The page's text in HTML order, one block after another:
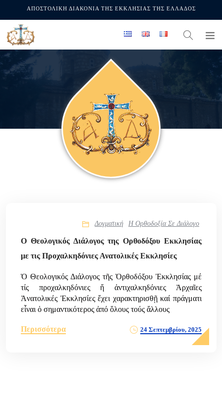
ΑΠΟΣΤΟΛΙΚΗ ΔΙΑΚΟΝΙΑ ΤΗΣ ΕΚΚΛΗΣΙΑΣ ΤΗΣ ΕΛΛΑΔΟΣ
Δογματική Η Ορθοδοξία Σε Διάλογο
Ο Θεολογικός Διάλογος της Ορθοδόξου Εκκλησίας
με τις Προχαλκηδόνιες Ανατολικές Εκκλησίες
Ὁ Θεολογικός Διάλογος τῆς Ὀρθοδόξου Ἐκκλησίας μέ
τίς προχαλκηδόνιες ἤ ἀντιχαλκηδόνιες Ἀρχαῖες
Ἀνατολικές Ἐκκλησίες ἔχει χαρακτηρισθῇ καί πράγματι
εἶναι ὁ σημαντικότερος ἀπό ὅλους τούς ἄλλους
Περισσότερα 24 Σεπτεμβρίου, 2025